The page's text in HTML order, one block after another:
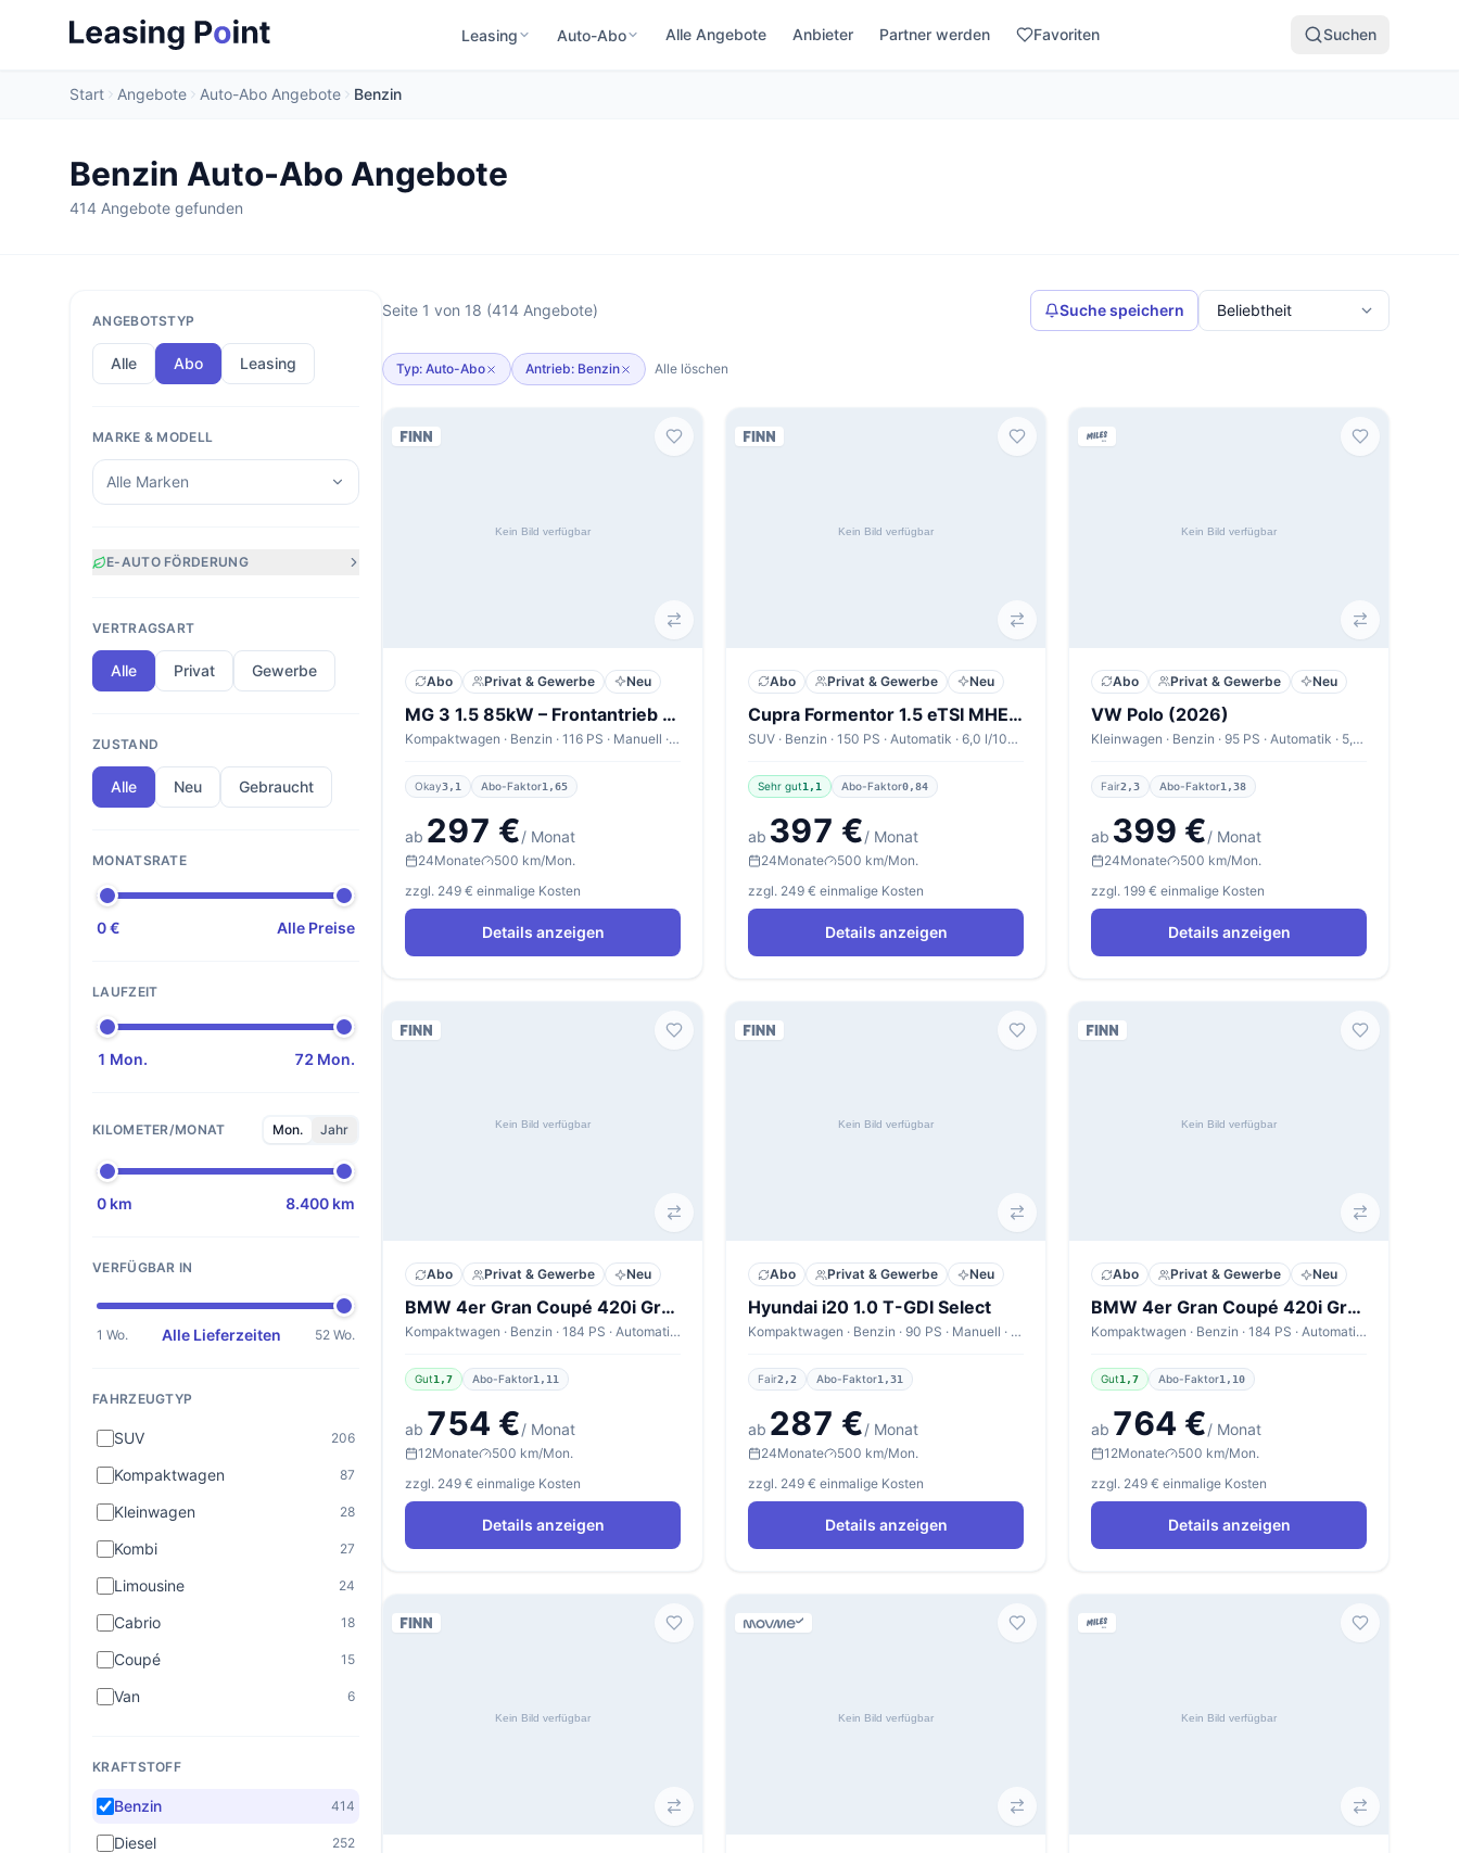
Leasing Auto-Abo Alle Angebote Anbieter Partner werden Favoriten Suchen
Start Angebote Auto-Abo Angebote Benzin
Benzin Auto-Abo Angebote
414 Angebote gefunden
ANGEBOTSTYP
Alle Abo Leasing
MARKE & MODELL
Alle Marken
E-AUTO FÖRDERUNG
VERTRAGSART
Alle Privat Gewerbe
ZUSTAND
Alle Neu Gebraucht
MONATSRATE
0 € Alle Preise
LAUFZEIT
1 Mon. 72 Mon.
KILOMETER/MONAT Mon. Jahr
0 km 8.400 km
VERFÜGBAR IN
1 Wo. Alle Lieferzeiten 52 Wo.
FAHRZEUGTYP
SUV 206
Kompaktwagen 87
Kleinwagen 28
Kombi 27
Limousine 24
Cabrio 18
Coupé 15
Van 6
KRAFTSTOFF
Benzin 414
Diesel 252
Seite 1 von 18 (414 Angebote) Suche speichern
Typ: Auto-Abo Antrieb: Benzin Alle löschen
Abo Privat & Gewerbe Neu
MG 3 1.5 85kW – Frontantrieb – Manuell – ICE Standard
Kompaktwagen · Benzin · 116 PS · Manuell · 6,1 l/100km
Okay3,1 Abo-Faktor1,65
ab 297 €/ Monat
24Monate
500 km/Mon.
zzgl. 249 € einmalige Kosten
Details anzeigen
Abo Privat & Gewerbe Neu
Cupra Formentor 1.5 eTSI MHEV 110kW DSG V1
SUV · Benzin · 150 PS · Automatik · 6,0 l/100km
Sehr gut1,1 Abo-Faktor0,84
ab 397 €/ Monat
24Monate
500 km/Mon.
zzgl. 249 € einmalige Kosten
Details anzeigen
Abo Privat & Gewerbe Neu
VW Polo (2026)
Kleinwagen · Benzin · 95 PS · Automatik · 5,5 l/100km
Fair2,3 Abo-Faktor1,38
ab 399 €/ Monat
24Monate
500 km/Mon.
zzgl. 199 € einmalige Kosten
Details anzeigen
Abo Privat & Gewerbe Neu
BMW 4er Gran Coupé 420i Gran Coupé A M Sportpaket Pro
Kompaktwagen · Benzin · 184 PS · Automatik · 6,9 l/100km
Gut1,7 Abo-Faktor1,11
ab 754 €/ Monat
12Monate
500 km/Mon.
zzgl. 249 € einmalige Kosten
Details anzeigen
Abo Privat & Gewerbe Neu
Hyundai i20 1.0 T-GDI Select
Kompaktwagen · Benzin · 90 PS · Manuell · 5,6 l/100km
Fair2,2 Abo-Faktor1,31
ab 287 €/ Monat
24Monate
500 km/Mon.
zzgl. 249 € einmalige Kosten
Details anzeigen
Abo Privat & Gewerbe Neu
BMW 4er Gran Coupé 420i Gran Coupé A M Sportpaket Pro
Kompaktwagen · Benzin · 184 PS · Automatik · 6,9 l/100km
Gut1,7 Abo-Faktor1,10
ab 764 €/ Monat
12Monate
500 km/Mon.
zzgl. 249 € einmalige Kosten
Details anzeigen